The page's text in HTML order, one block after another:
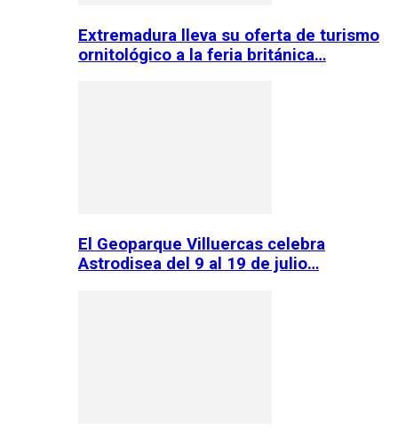
Extremadura lleva su oferta de turismo
ornitológico a la feria británica…
El Geoparque Villuercas celebra
Astrodisea del 9 al 19 de julio…